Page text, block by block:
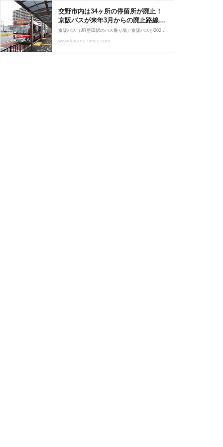
交野市内は34ヶ所の停留所が廃止！
京阪バスが来年3月からの廃止路線を
公表してる【情報提供：ともあきさ
ん】 : 交野タイムズ
京阪バス（JR星田駅のバス乗り場）京阪バスが2025年3月23日（予定）に実施する路線バスの廃止路線を発表しています。お知らせによると、バス路線の廃止は2024年4月施行の法令への対応などによる深刻な運転士不足の状況から、下記路線について運行を終了するものです。☆星田
www.katano-times.com